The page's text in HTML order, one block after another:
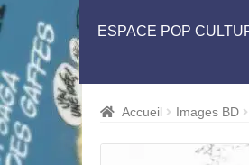
ESPACE POP
Accueil Images BD